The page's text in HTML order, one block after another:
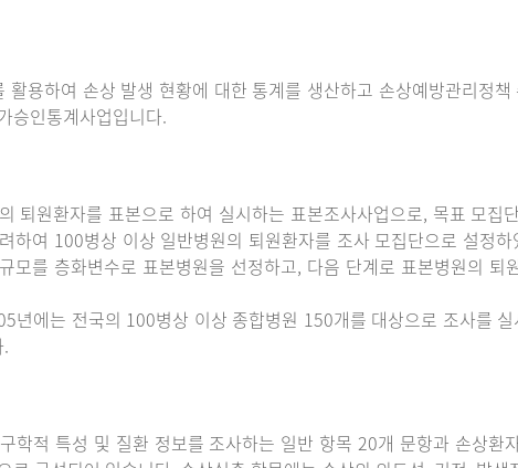
활용하여 손상 발생 현황에 대한 통계를 생산하고 손상예방관리정
승인통계사업입니다.
퇴원환자를 표본으로 하여 실시하는 표본조사사업으로, 목표 모집
하여 100병상 이상 일반병원의 퇴원환자를 조사 모집단으로 설정
모를 층화변수로 표본병원을 선정하고, 다음 단계로 표본병원의 퇴
년에는 전국의 100병상 이상 종합병원 150개를 대상으로 조사를
학적 특성 및 질환 정보를 조사하는 일반 항목 20개 문항과 손상환